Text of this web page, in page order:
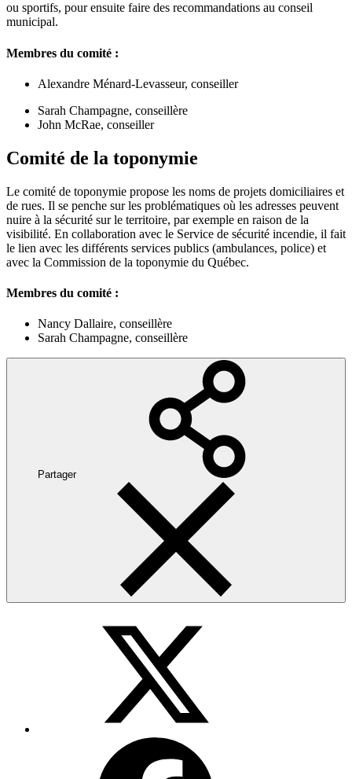
ou sportifs, pour ensuite faire des recommandations au conseil
municipal.
Membres du comité :
Alexandre Ménard-Levasseur, conseiller
Sarah Champagne, conseillère
John McRae, conseiller
Comité de la toponymie
Le comité de toponymie propose les noms de projets domiciliaires et
de rues. Il se penche sur les problématiques où les adresses peuvent
nuire à la sécurité sur le territoire, par exemple en raison de la
visibilité. En collaboration avec le Service de sécurité incendie, il fait
le lien avec les différents services publics (ambulances, police) et
avec la Commission de la toponymie du Québec.
Membres du comité :
Nancy Dallaire, conseillère
Sarah Champagne, conseillère
Partager